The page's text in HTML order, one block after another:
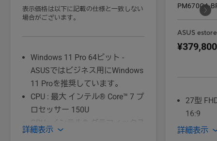
表示価格は以下に記載の仕様と一致しない
場合がございます。
Windows 11 Pro 64ビット -
ASUSではビジネス用にWindows
11 Proを推奨しています。
CPU : 最大 インテル® Core™ 7 プ
ロセッサー 150U
GPU : インテル® グラフィックス
(CPU内蔵)
詳細表示
PM670GA-
ASUS
¥379,800
27型
16:9
詳細表示